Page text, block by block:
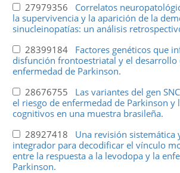
27979356 Correlatos
la supervivencia y la aparición de la
sinucleinopatías: un análisis
28399184 Factores genéticos que
disfunción frontoestriatal y el desarrollo
enfermedad de Parkinson.
28676755 Las variantes del gen
el riesgo de enfermedad de Parkinson y
cognitivos en una muestra brasileña.
28927418 Una revisión sistemática
integrador para decodificar el vínculo
entre la respuesta a la levodopa y la
Parkinson.